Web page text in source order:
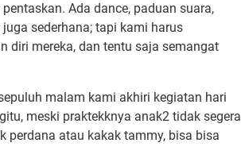
Ada dance, paduan suara,
sederhana; tapi kami harus
diri mereka, dan tentu saja semangat
malam kami akhiri kegiatan hari
meski praktekknya anak2 tidak segera
perdana atau kakak tammy, bisa bisa